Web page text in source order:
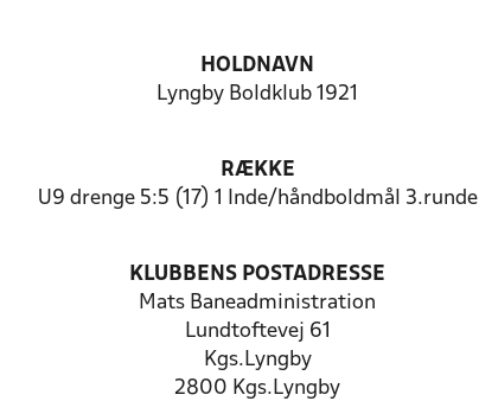
HOLDNAVN
Lyngby Boldklub 1921
RÆKKE
U9 drenge 5:5 (17) 1 Inde/håndboldmål 3.runde
KLUBBENS POSTADRESSE
Mats Baneadministration
Lundtoftevej 61
Kgs.Lyngby
2800 Kgs.Lyngby